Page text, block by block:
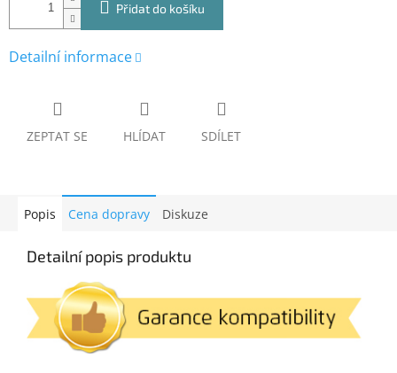
Přidat do košíku
Detailní informace
ZEPTAT SE HLÍDAT SDÍLET
Popis Cena dopravy Diskuze
Detailní popis produktu